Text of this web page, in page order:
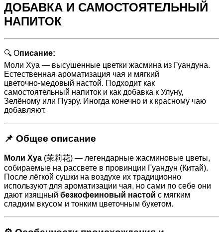
ДОБАВКА И САМОСТОЯТЕЛЬНЫЙ
НАПИТОК
🔍 Описание:
Моли Хуа — высушенные цветки жасмина из Гуандуна.
Естественная ароматизация чая и мягкий
цветочно‑медовый настой. Подходит как
самостоятельный напиток и как добавка к Улуну,
Зелёному или Пуэру. Иногда конечно и к красному чаю
добавляют.
📌 Общее описание
Моли Хуа (茉莉花) — легендарные жасминовые цветы,
собираемые на рассвете в провинции Гуандун (Китай).
После лёгкой сушки на воздухе их традиционно
используют для ароматизации чая, но сами по себе они
дают изящный безкофеиновый настой с мягким
сладким вкусом и тонким цветочным букетом.